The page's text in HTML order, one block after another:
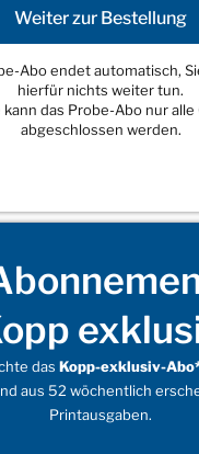
Weiter zur Bestellung
Abo endet automatisch,
hierfür nichts weiter tun.
kann das Probe-Abo nur
abgeschlossen werden.
das Kopp-exklusiv-
aus 52 wöchentlich
Printausgaben.